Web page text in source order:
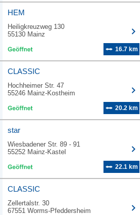
HEM
Heiligkreuzweg 130
55130 Mainz
16.7 km
CLASSIC
Hochheimer Str. 47
55246 Mainz-Kostheim
20.2 km
star
Wiesbadener Str. 89 - 91
55252 Mainz-Kastel
22.1 km
CLASSIC
Zellertalstr. 30
67551 Worms-Pfeddersheim